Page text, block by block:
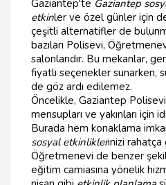
Gaziantep'te Gaziantep
etkinler ve özel günler için
çeşitli alternatifler de
bazıları Polisevi,
salonlarıdır. Bu mekanlar,
fiyatlı seçenekler sunarken,
de göz ardı edilemez.
Öncelikle, Gaziantep
mensupları ve yakınları için
Burada hem konaklama
sosyal etkinliklerinizi
Öğretmenevi de benzer
eğitim camiasına yönelik